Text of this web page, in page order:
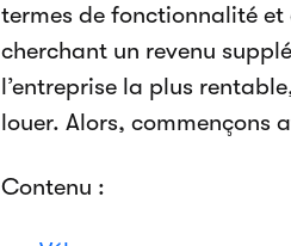
termes de fonctionnalité
cherchant un revenu
l’entreprise la plus
louer. Alors, commençons
Contenu :